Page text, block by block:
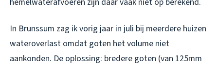
In Brunssum zag ik vorig jaar in juli bij meerdere huizen
wateroverlast omdat goten het volume niet
aankonden. De oplossing: bredere goten (van 125mm